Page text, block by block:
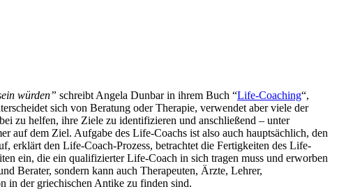
würden” schreibt Angela Dunbar in ihrem Buch “Life-Coaching“,
sich von Beratung oder Therapie, verwendet aber viele der
zu helfen, ihre Ziele zu identifizieren und anschließend – unter
auf dem Ziel. Aufgabe des Life-Coachs ist also auch hauptsächlich, den
erklärt den Life-Coach-Prozess, betrachtet die Fertigkeiten des Life-
ein, die ein qualifizierter Life-Coach in sich tragen muss und erworben
Berater, sondern kann auch Therapeuten, Ärzte, Lehrer,
in der griechischen Antike zu finden sind.